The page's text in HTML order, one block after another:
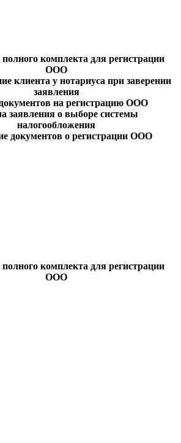
комплекта для регистрации
ООО
клиента у нотариуса при заверении
заявления
на регистрацию ООО
заявления о выборе системы
налогообложения
документов о регистрации ООО
комплекта для регистрации
ООО